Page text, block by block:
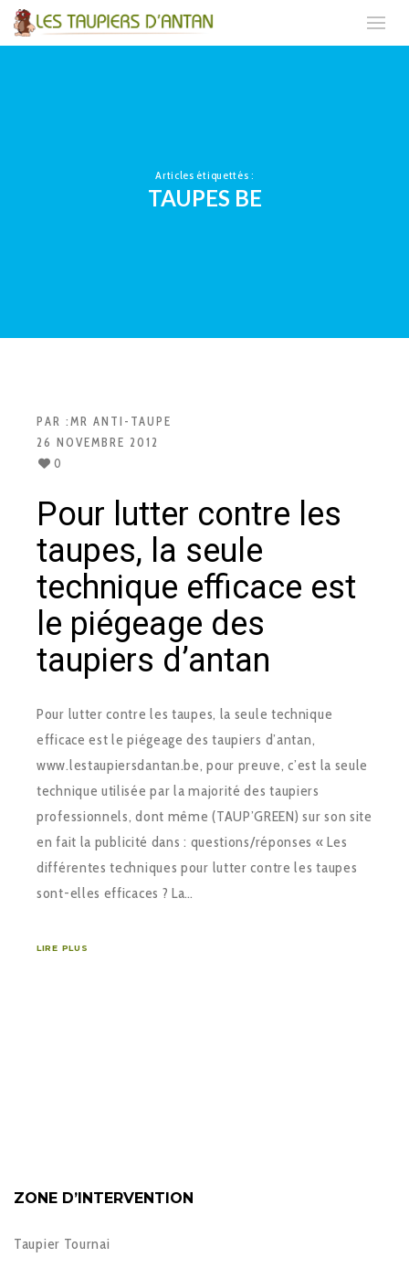
Articles étiquettés :
TAUPES BE
PAR :MR ANTI-TAUPE
26 NOVEMBRE 2012
0
Pour lutter contre les
taupes, la seule
technique efficace est
le piégeage des
taupiers d’antan
Pour lutter contre les taupes, la seule technique
efficace est le piégeage des taupiers d’antan,
www.lestaupiersdantan.be, pour preuve, c’est la seule
technique utilisée par la majorité des taupiers
professionnels, dont même (TAUP’GREEN) sur son site
en fait la publicité dans : questions/réponses « Les
différentes techniques pour lutter contre les taupes
sont-elles efficaces ? La…
LIRE PLUS
ZONE D’INTERVENTION
Taupier Tournai